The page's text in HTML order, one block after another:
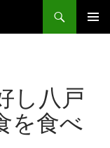
し八戸
を食べ